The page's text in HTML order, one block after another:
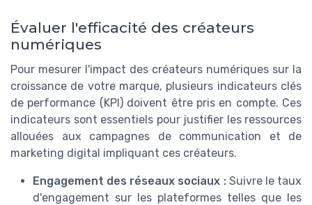
Évaluer l'efficacité des créateurs
numériques
Pour mesurer l'impact des créateurs numériques sur la
croissance de votre marque, plusieurs indicateurs clés
de performance (KPI) doivent être pris en compte. Ces
indicateurs sont essentiels pour justifier les ressources
allouées aux campagnes de communication et de
marketing digital impliquant ces créateurs.
Engagement des réseaux sociaux :Suivre le taux
d'engagement sur les plateformes telles que les